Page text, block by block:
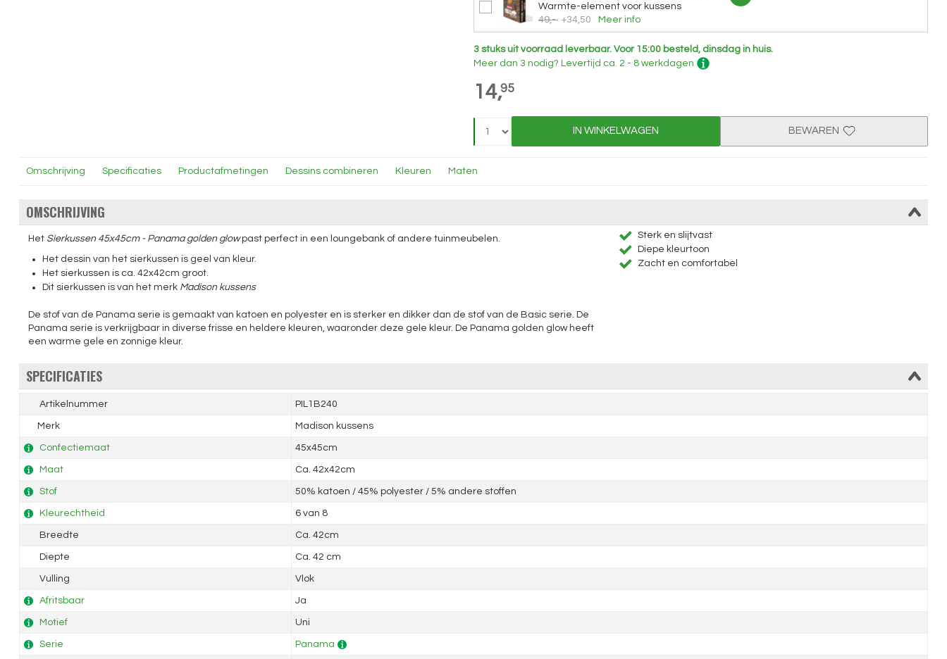
Warmte-element voor kussens
49,- +34,50 Meer info
3 stuks uit voorraad leverbaar. Voor 15:00 besteld, dinsdag in huis.
Meer dan 3 nodig? Levertijd ca. 2 - 8 werkdagen
14,95
IN WINKELWAGEN BEWAREN
Omschrijving Specificaties Productafmetingen Dessins combineren Kleuren Maten
OMSCHRIJVING
Het Sierkussen 45x45cm - Panama golden glowpast perfect in een loungebank of andere tuinmeubelen.
Het dessin van het sierkussen is geel van kleur.
Het sierkussen is ca. 42x42cm groot.
Dit sierkussen is van het merk Madison kussens
De stof van de Panama serie is gemaakt van katoen en polyester en is sterker en dikker dan de stof van de Basic serie. De
Panama serie is verkrijgbaar in diverse frisse en heldere kleuren, waaronder deze gele kleur. De Panama golden glow heeft
een warme gele en zonnige kleur.
Sterk en slijtvast
Diepe kleurtoon
Zacht en comfortabel
SPECIFICATIES
Artikelnummer PIL1B240
Merk Madison kussens
Confectiemaat 45x45cm
Maat Ca. 42x42cm
Stof 50% katoen / 45% polyester / 5% andere stoffen
Kleurechtheid 6 van 8
Breedte Ca. 42cm
Diepte Ca. 42 cm
Vulling Vlok
Afritsbaar Ja
Motief Uni
Serie Panama